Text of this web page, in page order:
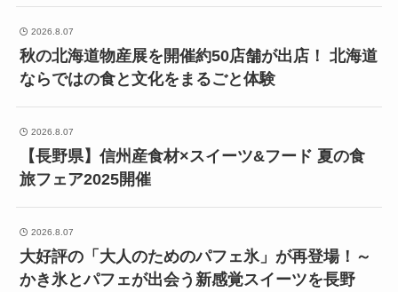
2026.8.07
秋の北海道物産展を開催約50店舗が出店！ 北海道
ならではの食と文化をまるごと体験
2026.8.07
【長野県】信州産食材×スイーツ&フード 夏の食
旅フェア2025開催
2026.8.07
大好評の「大人のためのパフェ氷」が再登場！～
かき氷とパフェが出会う新感覚スイーツを長野